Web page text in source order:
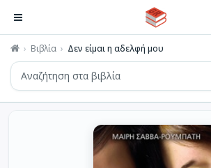
Βιβλία Δεν είμαι η αδελφή μου